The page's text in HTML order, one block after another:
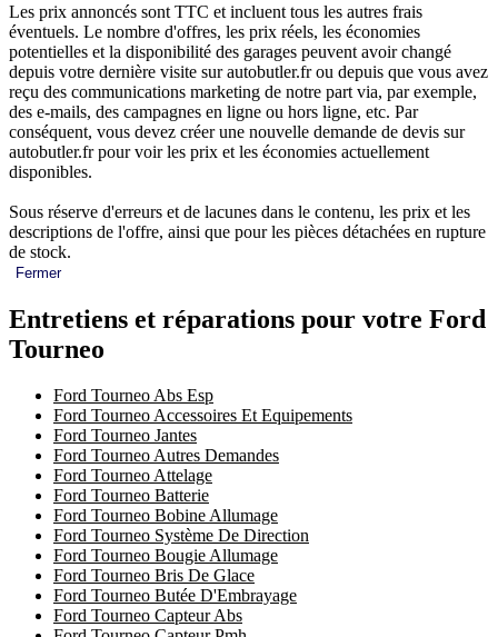
Les prix annoncés sont TTC et incluent tous les autres frais
éventuels. Le nombre d'offres, les prix réels, les économies
potentielles et la disponibilité des garages peuvent avoir changé
depuis votre dernière visite sur autobutler.fr ou depuis que vous avez
reçu des communications marketing de notre part via, par exemple,
des e-mails, des campagnes en ligne ou hors ligne, etc. Par
conséquent, vous devez créer une nouvelle demande de devis sur
autobutler.fr pour voir les prix et les économies actuellement
disponibles.
Sous réserve d'erreurs et de lacunes dans le contenu, les prix et les
descriptions de l'offre, ainsi que pour les pièces détachées en rupture
de stock.
Fermer
Entretiens et réparations pour votre Ford
Tourneo
Ford Tourneo Abs Esp
Ford Tourneo Accessoires Et Equipements
Ford Tourneo Jantes
Ford Tourneo Autres Demandes
Ford Tourneo Attelage
Ford Tourneo Batterie
Ford Tourneo Bobine Allumage
Ford Tourneo Système De Direction
Ford Tourneo Bougie Allumage
Ford Tourneo Bris De Glace
Ford Tourneo Butée D'Embrayage
Ford Tourneo Capteur Abs